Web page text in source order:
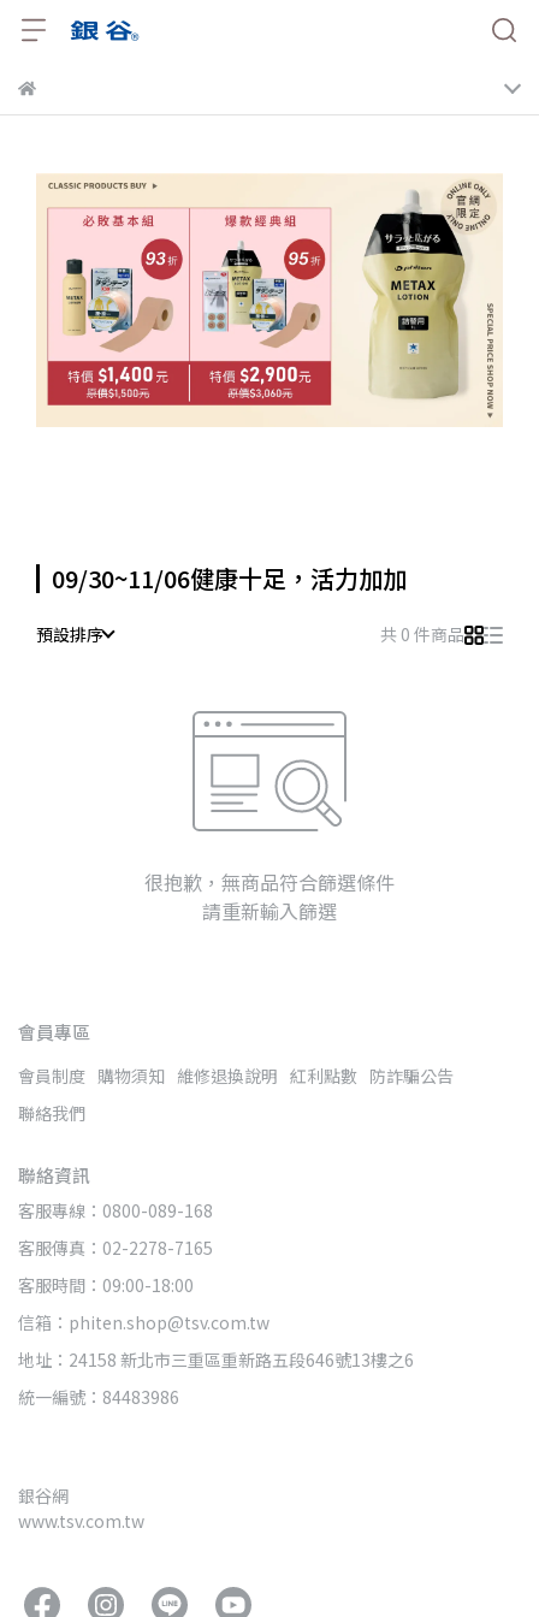
09/30~11/06健康十足，活力加加
預設排序 共 0 件商品
很抱歉，無商品符合篩選條件
請重新輸入篩選
會員專區
會員制度 購物須知 維修退換說明 紅利點數 防詐騙公告
聯絡我們
聯絡資訊
客服專線：0800-089-168
客服傳真：02-2278-7165
客服時間：09:00-18:00
信箱：phiten.shop@tsv.com.tw
地址：24158 新北市三重區重新路五段646號13樓之6
統一編號：84483986
銀谷網
www.tsv.com.tw